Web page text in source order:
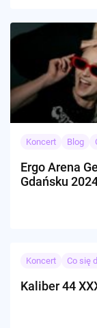
Koncert Blog
Ergo Arena
Gdańsku
Koncert Co się
Kaliber 44